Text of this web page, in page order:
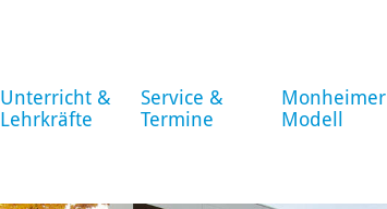
Unterricht &
Lehrkräfte
Service &
Termine
Monheimer
Modell